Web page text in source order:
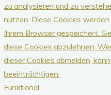
zu analysieren und zu
nutzen. Diese Cookies
Ihrem Browser gespeichert.
diese Cookies abzulehnen.
dieser Cookies abmelden,
beeinträchtigen.
Funktional